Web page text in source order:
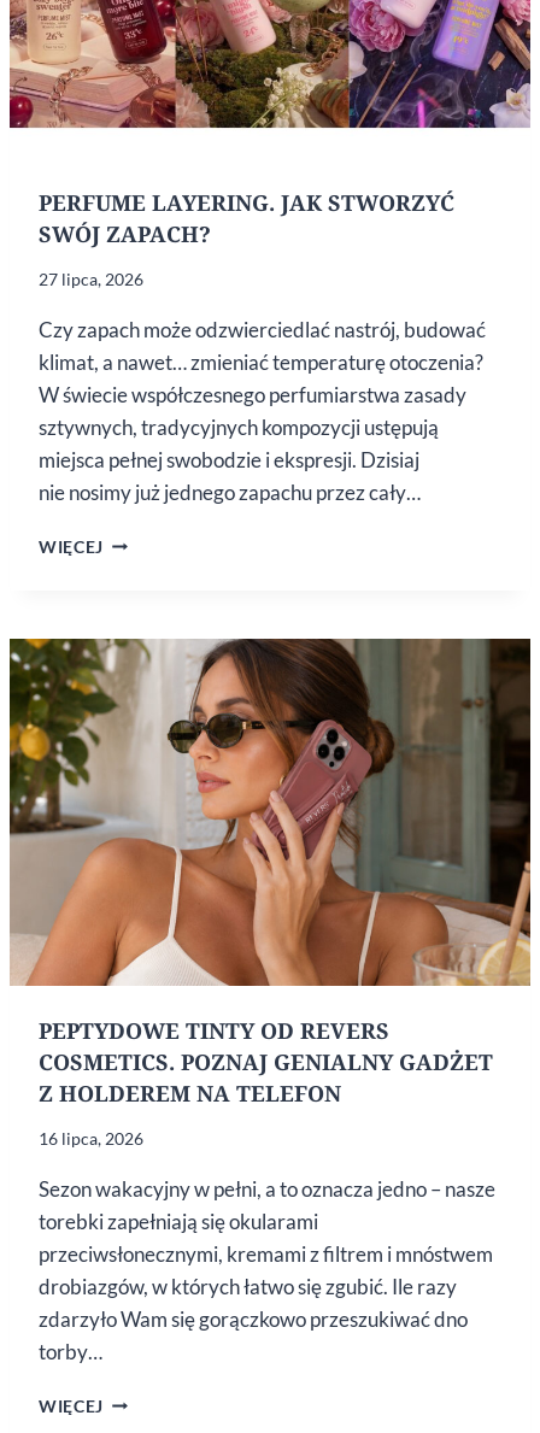
PERFUME LAYERING. JAK STWORZYĆ
SWÓJ ZAPACH?
27 lipca, 2026
Czy zapach może odzwierciedlać nastrój, budować
klimat, a nawet… zmieniać temperaturę otoczenia?
W świecie współczesnego perfumiarstwa zasady
sztywnych, tradycyjnych kompozycji ustępują
miejsca pełnej swobodzie i ekspresji. Dzisiaj
nie nosimy już jednego zapachu przez cały…
WIĘCEJ PERFUME
SWÓJ
ZAPACH?
PEPTYDOWE TINTY OD REVERS
COSMETICS. POZNAJ GENIALNY GADŻET
Z HOLDEREM NA TELEFON
16 lipca, 2026
Sezon wakacyjny w pełni, a to oznacza jedno – nasze
torebki zapełniają się okularami
przeciwsłonecznymi, kremami z filtrem i mnóstwem
drobiazgów, w których łatwo się zgubić. Ile razy
zdarzyło Wam się gorączkowo przeszukiwać dno
torby…
WIĘCEJ PEPTYDOWE